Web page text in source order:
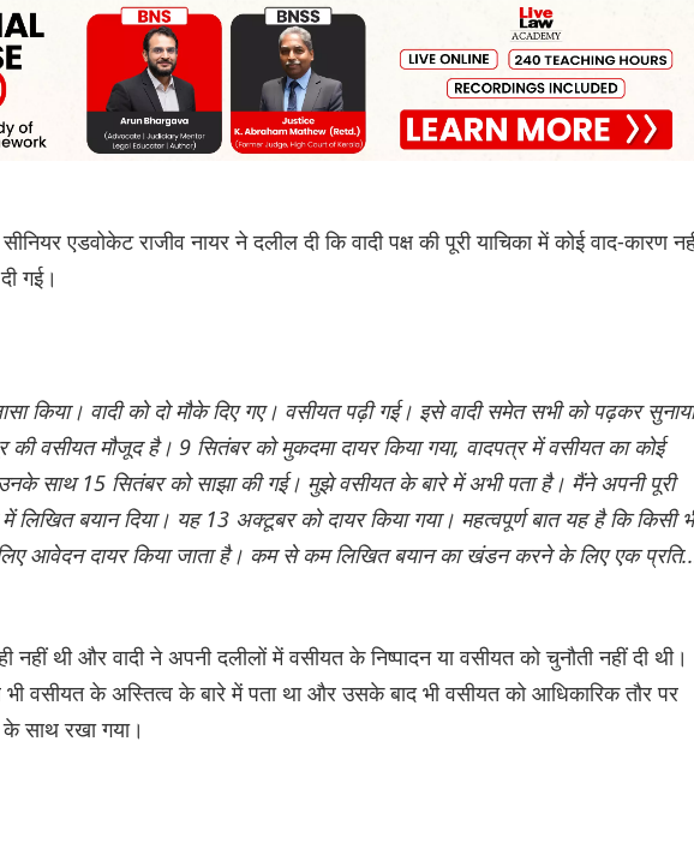
एडवोकेट राजीव नायर ने दलील दी कि वादी पक्ष की पूरी याचिका में कोई वाद-कारण
गई।
किया। वादी को दो मौके दिए गए। वसीयत पढ़ी गई। इसे वादी समेत सभी को पढ़कर सुनाया
वसीयत मौजूद है। 9 सितंबर को मुकदमा दायर किया गया, वादपत्र में वसीयत का कोई
साथ 15 सितंबर को साझा की गई। मुझे वसीयत के बारे में अभी पता है। मैंने अपनी पूरी
बयान दिया। यह 13 अक्टूबर को दायर किया गया। महत्वपूर्ण बात यह है कि किसी
आवेदन दायर किया जाता है। कम से कम लिखित बयान का खंडन करने के लिए एक
नहीं थी और वादी ने अपनी दलीलों में वसीयत के निष्पादन या वसीयत को चुनौती नहीं दी थी।
वसीयत के अस्तित्व के बारे में पता था और उसके बाद भी वसीयत को आधिकारिक तौर पर
साथ रखा गया।